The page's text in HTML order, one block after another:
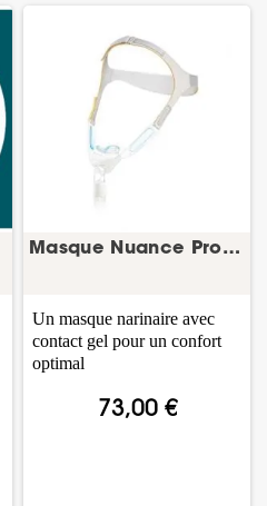
Masque Nuance Pro – PPC narinaire – Philips
73,00 €
Un masque narinaire avec
contact gel pour un confort
optimal